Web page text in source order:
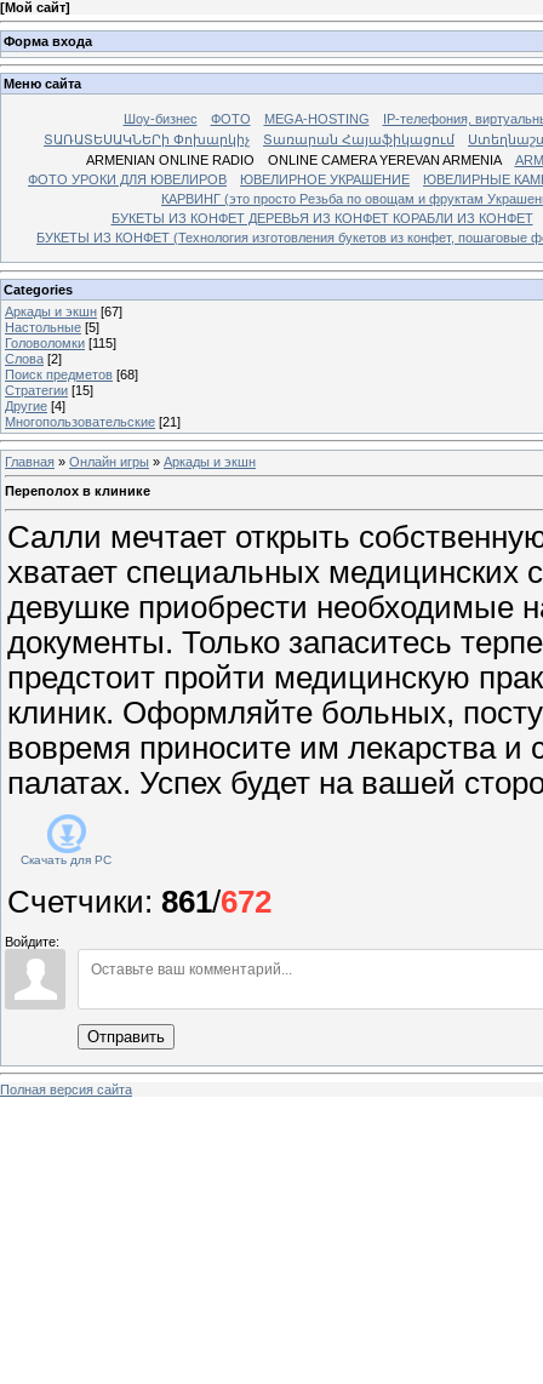
[Мой сайт]
Форма входа
Меню сайта
Шоу-бизнес ФОТО MEGA-HOSTING
IP-телефония,
ՏԱՌԱՏԵՍԱԿՆԵՐի Փոխարկիչ
Տառարան Հայաֆիկացում
ARMENIAN ONLINE RADIO
ONLINE CAMERA YEREVAN ARMENIA
ФОТО УРОКИ ДЛЯ ЮВЕЛИРОВ
ЮВЕЛИРНОЕ УКРАШЕНИЕ
ЮВЕЛИРНЫЕ
КАРВИНГ (это просто Резьба по овощам и фруктам
БУКЕТЫ ИЗ КОНФЕТ ДЕРЕВЬЯ ИЗ КОНФЕТ КОРАБЛИ ИЗ КОНФЕТ
БУКЕТЫ ИЗ КОНФЕТ (Технология изготовления букетов из конфет, пошаговые
Categories
Аркады и экшн [67]
Настольные [5]
Головоломки [115]
Слова [2]
Поиск предметов [68]
Стратегии [15]
Другие [4]
Многопользовательские [21]
Главная » Онлайн игры » Аркады и экшн
Переполох в клинике
Салли мечтает открыть
хватает специальных медицинских
девушке приобрести необходимые
документы. Только запаситесь
предстоит пройти медицинскую
клиник. Оформляйте больных,
вовремя приносите им лекарства и
палатах. Успех будет на вашей
Скачать для PC
Счетчики: 861/672
Войдите:
Отправить
Полная версия сайта